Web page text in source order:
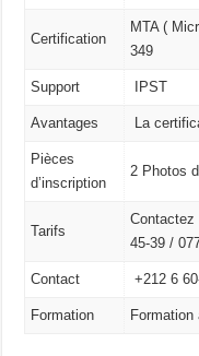
Certification
MTA (
349
Support IPST
Avantages La
Pièces
d’inscription
2 Photos
Tarifs
Contactez
45-39 /
Contact +212 6
Formation Formation